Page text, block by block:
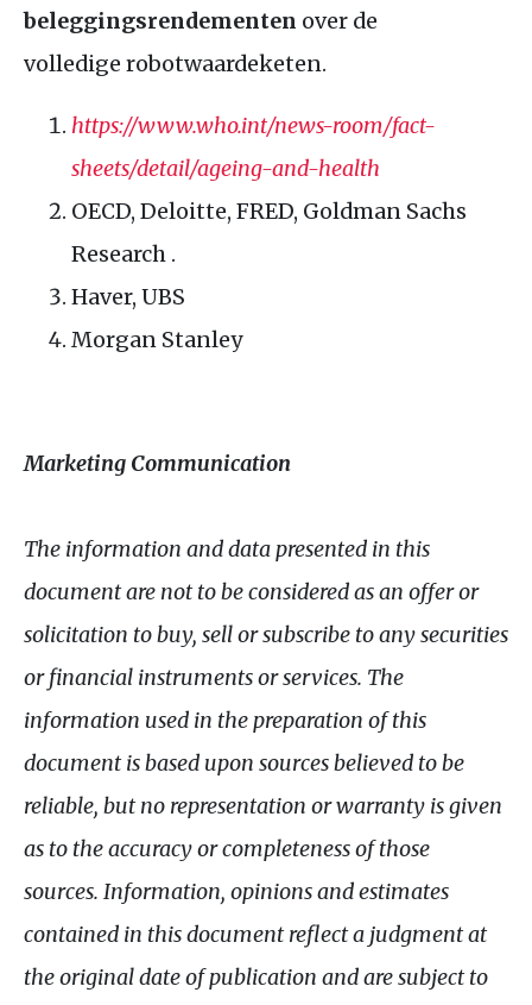
beleggingsrendementen over de
volledige robotwaardeketen.
https://www.who.int/news-room/fact-
sheets/detail/ageing-and-health
OECD, Deloitte, FRED, Goldman Sachs
Research .
Haver, UBS
Morgan Stanley
Marketing Communication
The information and data presented in this
document are not to be considered as an offer or
solicitation to buy, sell or subscribe to any securities
or financial instruments or services. The
information used in the preparation of this
document is based upon sources believed to be
reliable, but no representation or warranty is given
as to the accuracy or completeness of those
sources. Information, opinions and estimates
contained in this document reflect a judgment at
the original date of publication and are subject to